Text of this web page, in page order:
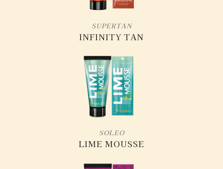
SUPERTAN
INFINITY TAN
SOLEO
LIME MOUSSE